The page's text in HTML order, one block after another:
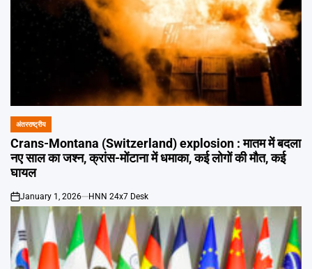
POSTED
IN
अंतरराष्ट्रीय
Crans-Montana (Switzerland) explosion : मातम में बदला
नए साल का जश्न, क्रांस-मोंटाना में धमाका, कई लोगों की मौत, कई
घायल
on
January 1, 2026 HNN 24x7 Desk